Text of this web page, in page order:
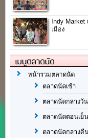
Indy
เมือง
เมนูตลาดนัด
หน้ารวมตลาดนัด
ตลาดนัดเช้า
ตลาดนัดกลางวัน
ตลาดนัดตอนเย็น
ตลาดนัดกลางคื